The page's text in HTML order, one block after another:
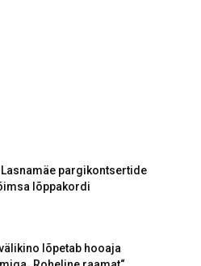
pargikontsertide
lõppakordi
lõpetab hooaja